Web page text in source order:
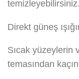
temizleyebilirsiniz.
Direkt güneş
Sıcak yüzeylerin
temasından